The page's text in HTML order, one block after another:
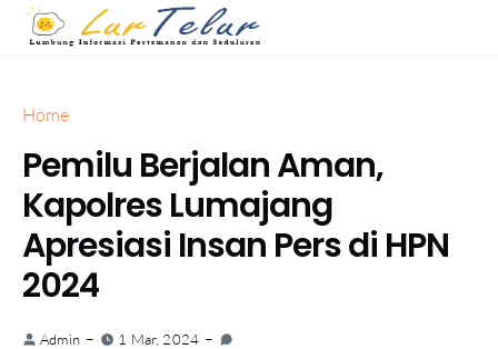
Home
Pemilu Berjalan Aman,
Kapolres Lumajang
Apresiasi Insan Pers di HPN
2024
Admin 1 Mar, 2024